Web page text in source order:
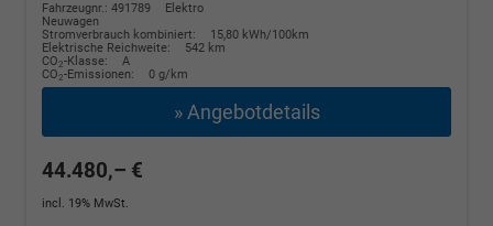
Fahrzeugnr.: 491789
Elektro
Neuwagen
Stromverbrauch kombiniert:
15,80 kWh/100km
Elektrische Reichweite:
542 km
CO2-Klasse:
A
CO2-Emissionen: 0 g/km
» Angebotdetails
44.480,– €
incl. 19% MwSt.